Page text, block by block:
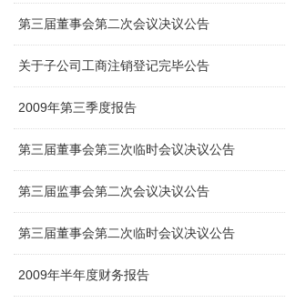
第三届董事会第二次会议决议公告
关于子公司工商注销登记完毕公告
2009年第三季度报告
第三届董事会第三次临时会议决议公告
第三届监事会第二次会议决议公告
第三届董事会第二次临时会议决议公告
2009年半年度财务报告